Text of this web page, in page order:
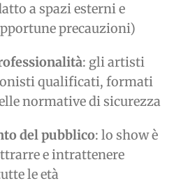
a spazi esterni e
precauzioni)
: gli artisti
qualificati, formati
normative di sicurezza
del pubblico: lo show è
e intrattenere
le età